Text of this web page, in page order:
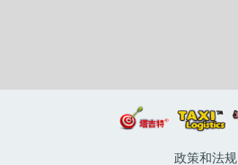
政策和法规